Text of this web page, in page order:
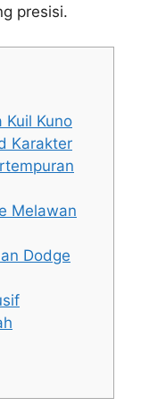
presisi.
Kuil Kuno
Karakter
Melawan
Dodge